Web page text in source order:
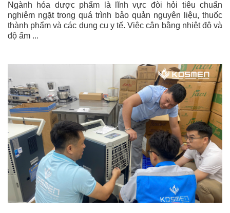
Ngành hóa dược phẩm là lĩnh vực đòi hỏi tiêu chuẩn
nghiêm ngặt trong quá trình bảo quản nguyên liệu, thuốc
thành phẩm và các dụng cụ y tế. Việc cân bằng nhiệt độ và
độ ẩm ...